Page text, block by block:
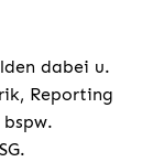
dabei u.
Reporting